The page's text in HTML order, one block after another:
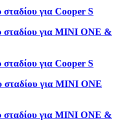
για Cooper S
σταδίου για MINI ONE &
για Cooper S
σταδίου για MINI ONE
σταδίου για MINI ONE &